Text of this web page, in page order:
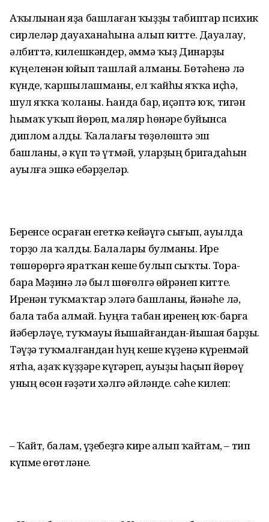
Аҡылынан яҙа башлаған ҡыҙҙы табиптар психик
сирлеләр дауаханаһына алып китте. Дауалау,
әлбиттә, килешкәндер, әммә ҡыҙ Динарҙы
күңеленән юйып ташлай алманы. Бөтәһенә лә
күнде, ҡаршылашманы, ел ҡайһы яҡҡа иҫһә,
шул яҡҡа ҡоланы. Һанда бар, иҫәптә юҡ, тигән
һымаҡ уҡып йөрөп, маляр һөнәре буйынса
диплом алды. Ҡалалағы төҙөлөштә эш
башланы, ә күп тә үтмәй, уларҙың бригадаһын
ауылға эшкә ебәрҙеләр.
Беренсе осраған егеткә кейәүгә сығып, ауылда
торҙо ла ҡалды. Балалары булманы. Ире
төшөрөргә яратҡан кеше булып сыҡты. Тора-
бара Мәҙинә лә был шөғөлгә өйрәнеп китте.
Иренән туҡмаҡтар эләгә башланы, йәнәһе лә,
бала таба алмай. Һуңға табан иренең юҡ-барға
йәберләүе, туҡмауы йышайғандан-йышая барҙы.
Тәүҙә туҡмал­ғандан һуң кеше күҙенә күренмәй
ятһа, аҙаҡ күҙҙәре күгәреп, ауыҙы һаҫып йөрөү
уның өсөн ғәҙәти хәлгә әйләнде. Әсәһе килеп:
– Ҡайт, балам, үҙебеҙгә кире алып ҡайтам, – тип
күпме өгөтләне.